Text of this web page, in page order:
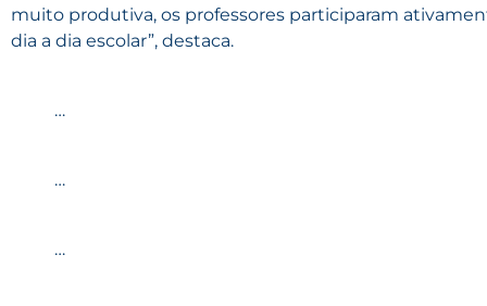
muito produtiva, os professores participaram
dia a dia escolar”, destaca.
…
…
…